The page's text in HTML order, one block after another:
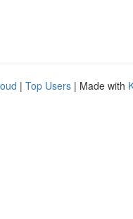
| Top Users | Made with